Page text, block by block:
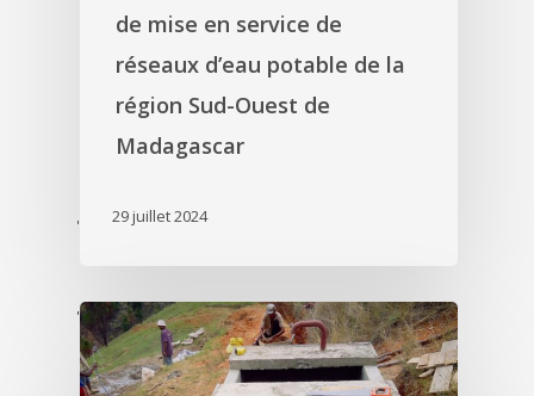
'
de mise en service de
réseaux d’eau potable de la
région Sud-Ouest de
Madagascar
29 juillet 2024
'